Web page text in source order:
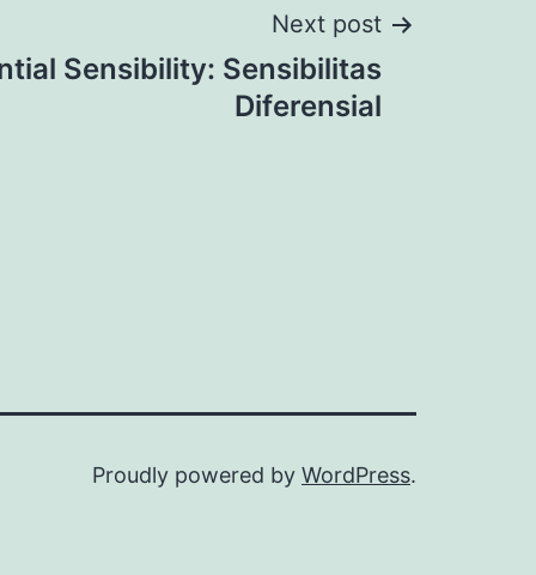
Next post
Sensibility: Sensibilitas
Diferensial
Proudly powered by WordPress.